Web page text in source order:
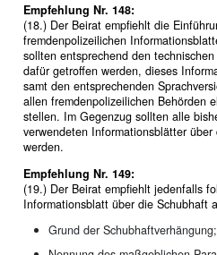
Empfehlung Nr. 148:
(18.) Der Beirat empfiehlt die
fremdenpolizeilichen
sollten entsprechend den
dafür getroffen werden, dieses
samt den entsprechenden
allen fremdenpolizeilichen Behörden
stellen. Im Gegenzug sollten alle
verwendeten Informationsblätter
werden.
Empfehlung Nr. 149:
(19.) Der Beirat empfiehlt jedenfalls
Informationsblatt über die Schubhaft
Grund der Schubhaftverhängung;